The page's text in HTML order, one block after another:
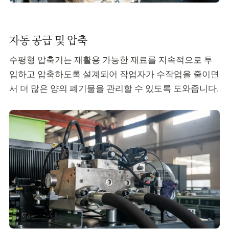
자동 공급 및 압축
수평형 압축기는 재활용 가능한 재료를 지속적으로 투
입하고 압축하도록 설계되어 작업자가 수작업을 줄이면
서 더 많은 양의 폐기물을 관리할 수 있도록 도와줍니다.